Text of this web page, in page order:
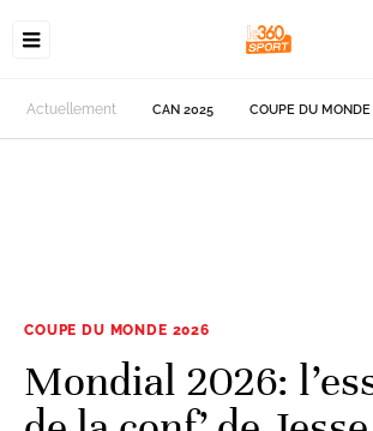
Actuellement CAN 2025 COUPE DU
COUPE DU MONDE 2026
Mondial 2026: